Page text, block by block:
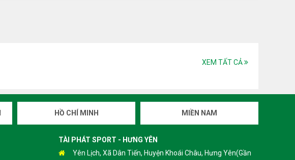
XEM TẤT CẢ
HỒ CHÍ MINH MIỀN NAM
TÀI PHÁT SPORT - HƯNG YÊN
Yên Lịch, Xã Dân Tiến, Huyện Khoái Châu, Hưng Yên(Gần